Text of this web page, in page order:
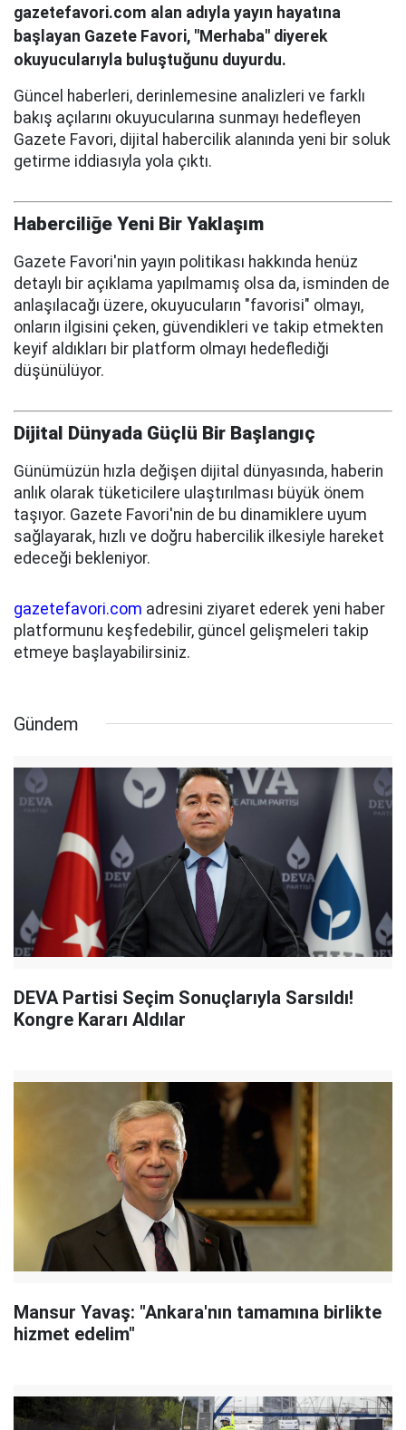
gazetefavori.com alan adıyla yayın hayatına
başlayan Gazete Favori, "Merhaba" diyerek
okuyucularıyla buluştuğunu duyurdu.
Güncel haberleri, derinlemesine analizleri ve farklı
bakış açılarını okuyucularına sunmayı hedefleyen
Gazete Favori, dijital habercilik alanında yeni bir soluk
getirme iddiasıyla yola çıktı.
Haberciliğe Yeni Bir Yaklaşım
Gazete Favori'nin yayın politikası hakkında henüz
detaylı bir açıklama yapılmamış olsa da, isminden de
anlaşılacağı üzere, okuyucuların "favorisi" olmayı,
onların ilgisini çeken, güvendikleri ve takip etmekten
keyif aldıkları bir platform olmayı hedeflediği
düşünülüyor.
Dijital Dünyada Güçlü Bir Başlangıç
Günümüzün hızla değişen dijital dünyasında, haberin
anlık olarak tüketicilere ulaştırılması büyük önem
taşıyor. Gazete Favori'nin de bu dinamiklere uyum
sağlayarak, hızlı ve doğru habercilik ilkesiyle hareket
edeceği bekleniyor.
gazetefavori.com adresini ziyaret ederek yeni haber
platformunu keşfedebilir, güncel gelişmeleri takip
etmeye başlayabilirsiniz.
Gündem
DEVA Partisi Seçim Sonuçlarıyla Sarsıldı!
Kongre Kararı Aldılar
Mansur Yavaş: "Ankara'nın tamamına birlikte
hizmet edelim"